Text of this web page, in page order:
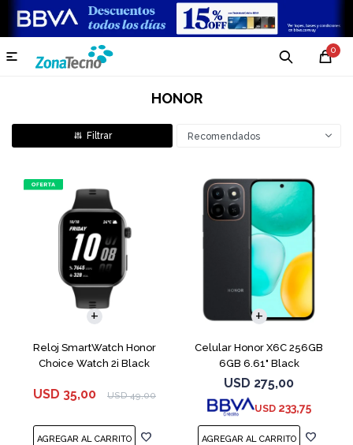
0

HONOR
Recomendados
Reloj SmartWatch Honor
Choice Watch 2i Black
USD 35,00 USD 49,00
Celular Honor X6C 256GB
6GB 6.61" Black
USD 275,00
USD 233,75
COMPARAR